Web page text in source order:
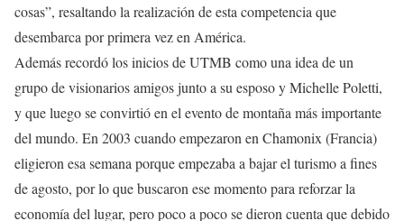
cosas”, resaltando la realización de esta competencia que
desembarca por primera vez en América.
Además recordó los inicios de UTMB como una idea de un
grupo de visionarios amigos junto a su esposo y Michelle Poletti,
y que luego se convirtió en el evento de montaña más importante
del mundo. En 2003 cuando empezaron en Chamonix (Francia)
eligieron esa semana porque empezaba a bajar el turismo a fines
de agosto, por lo que buscaron ese momento para reforzar la
economía del lugar, pero poco a poco se dieron cuenta que debido